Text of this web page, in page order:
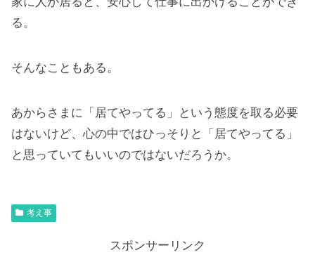
る。
そんなこともある。
あからさまに「居てやってる」という態度を取る必要
はないけど、心の中ではひっそりと「居てやってる」
と思っていてもいいのではないだろうか。
考え事
スポンサーリンク